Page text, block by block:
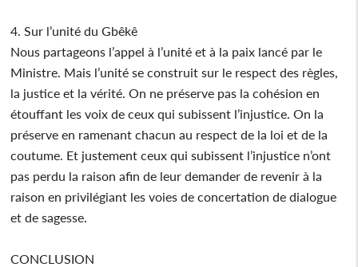
4. Sur l’unité du Gbêkê
Nous partageons l’appel à l’unité et à la paix lancé par le
Ministre. Mais l’unité se construit sur le respect des règles,
la justice et la vérité. On ne préserve pas la cohésion en
étouffant les voix de ceux qui subissent l’injustice. On la
préserve en ramenant chacun au respect de la loi et de la
coutume. Et justement ceux qui subissent l’injustice n’ont
pas perdu la raison afin de leur demander de revenir à la
raison en privilégiant les voies de concertation de dialogue
et de sagesse.
CONCLUSION